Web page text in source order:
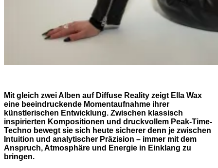
Mit gleich zwei Alben auf Diffuse Reality zeigt Ella Wax
eine beeindruckende Momentaufnahme ihrer
künstlerischen Entwicklung. Zwischen klassisch
inspirierten Kompositionen und druckvollem Peak-Time-
Techno bewegt sie sich heute sicherer denn je zwischen
Intuition und analytischer Präzision – immer mit dem
Anspruch, Atmosphäre und Energie in Einklang zu
bringen.